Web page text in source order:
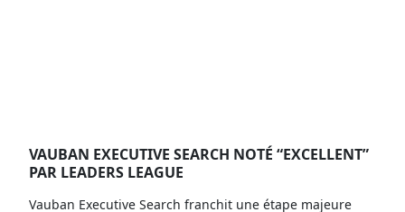
VAUBAN EXECUTIVE SEARCH NOTÉ “EXCELLENT”
PAR LEADERS LEAGUE
Vauban Executive Search franchit une étape majeure